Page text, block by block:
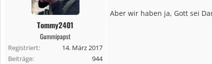
Tommy2401
Gummipapst
Registriert
14. März 2017
Beiträge
944
Aber wir haben ja, Gott sei